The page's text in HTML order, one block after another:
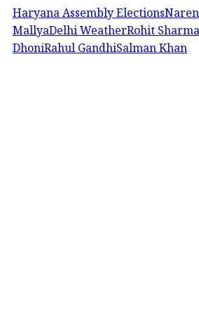
Haryana Assembly Elections
MallyaDelhi WeatherRohit Sharma
DhoniRahul GandhiSalman Khan